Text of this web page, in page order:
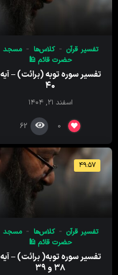
تفسیر قرآن کلاس‌ها
مسجد
حضرت قائم 🕌
تفسیر سوره توبه (برائت) – آیه
۴۰
اسفند ۲۱, ۱۴۰۴
0
62
۴۹:۵۷
تفسیر قرآن کلاس‌ها
مسجد
حضرت قائم 🕌
تفسیر سوره توبه( برائت) – آیه
۳۸ و ۳۹